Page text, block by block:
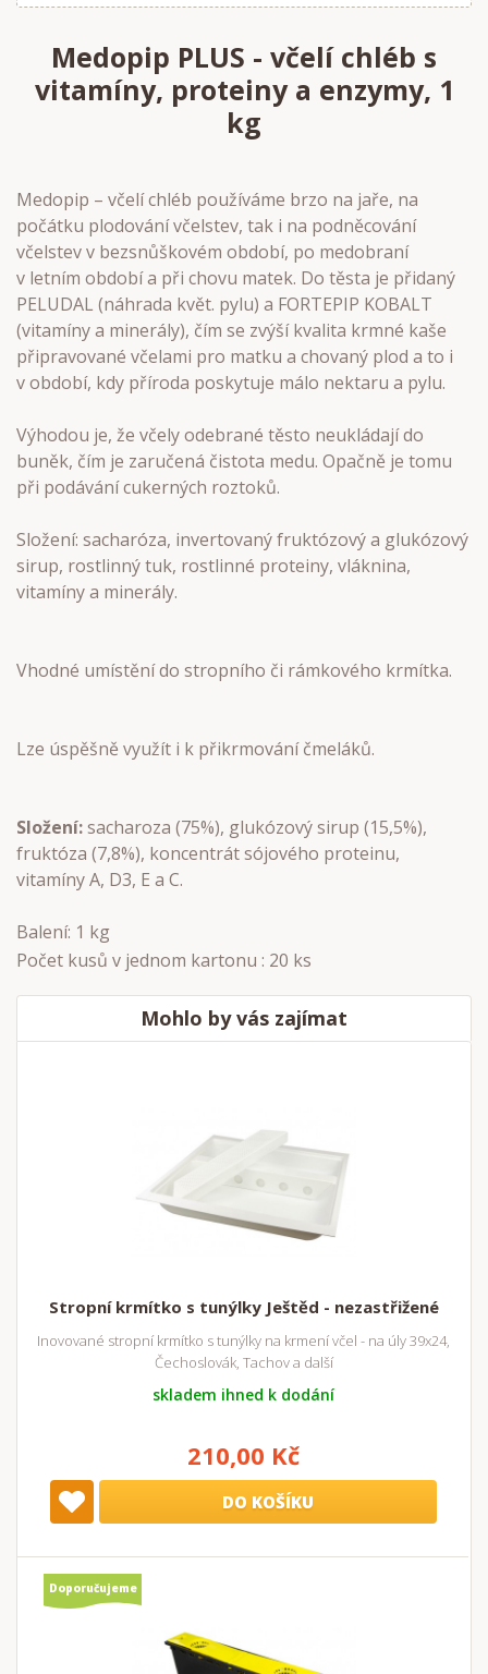
Medopip PLUS - včelí chléb s
vitamíny, proteiny a enzymy, 1
kg
Medopip – včelí chléb používáme brzo na jaře, na
počátku plodování včelstev, tak i na podněcování
včelstev v bezsnůškovém období, po medobraní
v letním období a při chovu matek. Do těsta je přidaný
PELUDAL (náhrada květ. pylu) a FORTEPIP KOBALT
(vitamíny a minerály), čím se zvýší kvalita krmné kaše
připravované včelami pro matku a chovaný plod a to i
v období, kdy příroda poskytuje málo nektaru a pylu.
Výhodou je, že včely odebrané těsto neukládají do
buněk, čím je zaručená čistota medu. Opačně je tomu
při podávání cukerných roztoků.
Složení: sacharóza, invertovaný fruktózový a glukózový
sirup, rostlinný tuk, rostlinné proteiny, vláknina,
vitamíny a minerály.
Vhodné umístění do stropního či rámkového krmítka.
Lze úspěšně využít i k přikrmování čmeláků.
Složení:sacharoza (75%), glukózový sirup (15,5%),
fruktóza (7,8%), koncentrát sójového proteinu,
vitamíny A, D3, E a C.
Balení: 1 kg
Počet kusů v jednom kartonu : 20 ks
Mohlo by vás zajímat
Stropní krmítko s tunýlky Ještěd - nezastřižené
Inovované stropní krmítko s tunýlky na krmení včel - na úly 39x24,
Čechoslovák, Tachov a další
skladem ihned k dodání
210,00 Kč
DO KOŠÍKU
Doporučujeme